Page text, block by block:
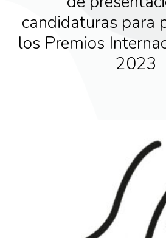
candidaturas para
los Premios
2023